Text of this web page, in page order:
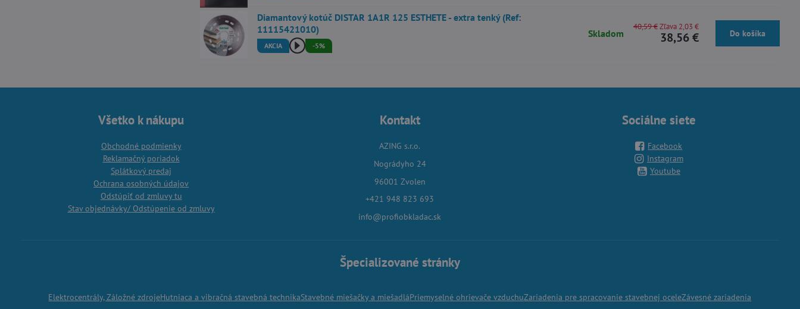
Diamantový kotúč DISTAR 1A1R 125 ESTHETE - extra tenký (Ref:
11115421010)
AKCIA -5%
Skladom 38,56 €
40,59 €Zľava 2,03 €
Do košíka
Všetko k nákupu
Obchodné podmienky
Reklamačný poriadok
Splátkový predaj
Ochrana osobných údajov
Odstúpiť od zmluvy tu
Stav objednávky/ Odstúpenie od zmluvy
Kontakt
AZING s.r.o.
Nográdyho 24
96001 Zvolen
+421 948 823 693
info@profiobkladac.sk
Sociálne siete
Facebook
Instagram
Youtube
Špecializované stránky
Elektrocentrály, Záložné zdrojeHutniaca a vibračná stavebná technikaStavebné miešačky a miešadláPriemyselné ohrievače vzduchuZariadenia pre spracovanie stavebnej oceleZávesné zariadenia